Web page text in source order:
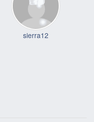
sierra12